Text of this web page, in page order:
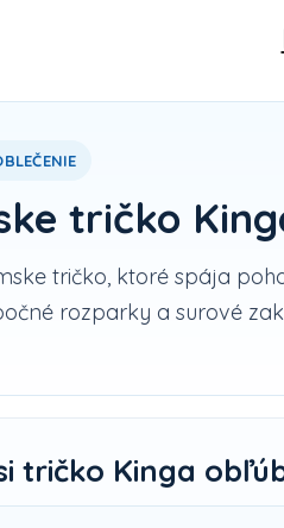
tričko
tričko, ktoré spája
rozparky a surové
tričko Kinga